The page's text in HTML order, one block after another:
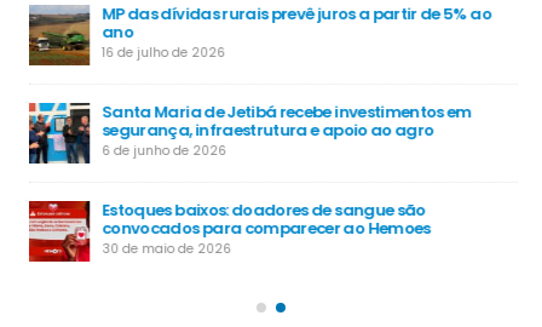
MP das dívidas rurais prevê juros a partir de 5% ao
ano
16 de julho de 2026
Santa Maria de Jetibá recebe investimentos em
segurança, infraestrutura e apoio ao agro
6 de junho de 2026
Estoques baixos: doadores de sangue são
convocados para comparecer ao Hemoes
30 de maio de 2026